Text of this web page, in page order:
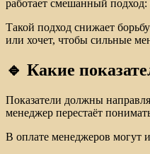
работает смешанный подход:
Такой подход снижает
или хочет, чтобы сильные
🔹 Какие
Показатели должны
менеджер перестаёт
В оплате менеджеров могут